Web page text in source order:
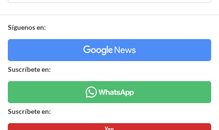
Síguenos en:
Suscríbete en:
Suscríbete en: